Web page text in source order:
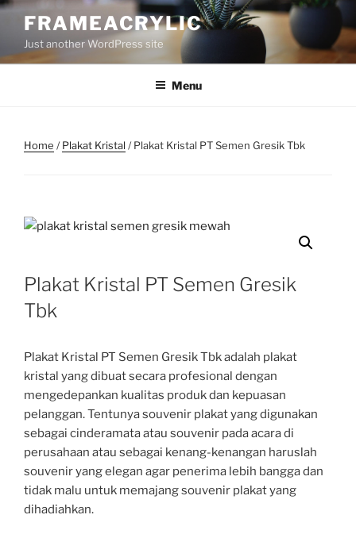
Skip
content
FRAMEACRYLIC
Just another WordPress site
Menu
Home /Plakat Kristal/ Plakat Kristal PT Semen Gresik Tbk
Plakat Kristal PT Semen Gresik
Tbk
Plakat Kristal PT Semen Gresik Tbk adalah plakat
kristal yang dibuat secara profesional dengan
mengedepankan kualitas produk dan kepuasan
pelanggan. Tentunya souvenir plakat yang digunakan
sebagai cinderamata atau souvenir pada acara di
perusahaan atau sebagai kenang-kenangan haruslah
souvenir yang elegan agar penerima lebih bangga dan
tidak malu untuk memajang souvenir plakat yang
dihadiahkan.